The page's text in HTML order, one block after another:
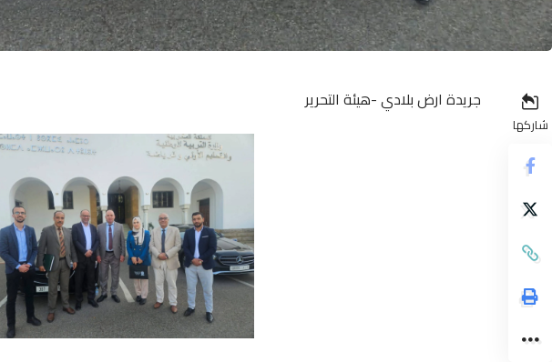
شاركها
جريدة ارض بلادي -هيئة التحرير